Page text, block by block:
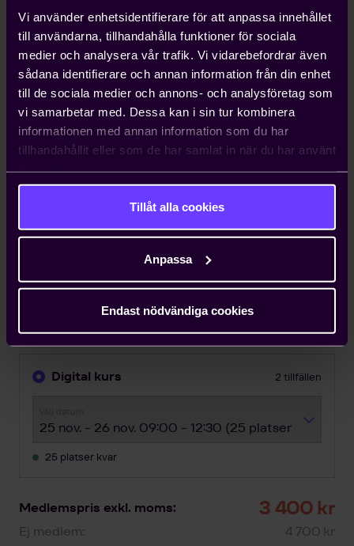
Vi använder enhetsidentifierare för att anpassa innehållet
till användarna, tillhandahålla funktioner för sociala
medier och analysera vår trafik. Vi vidarebefordrar även
sådana identifierare och annan information från din enhet
till de sociala medier och annons- och analysföretag som
vi samarbetar med. Dessa kan i sin tur kombinera
informationen med annan information som du har
tillhandahållit eller som de har samlat in när du har använt
Tillåt alla cookies
Anpassa
Endast nödvändiga cookies
Dokumentation
Presentationer, ett flertal promemorior och
avtalstexter i ämnen som tas upp under kursen.
Dokumentationen är digital. Ungefär en vecka före
kursen får deltagarna möjlighet att ladda ned
dokumentationen från Teknikföretagens webbplats.
på vår tjänst Standardavtal Premium varigenom man
får tillgång till ett stort antal leveransbestämmelser
för teknikindustrin.
Boka kurs LÄRARLEDD ONLINE KURS
Digital kurs 2 tillfällen
25 platser kvar
Medlemspris exkl. moms: 3 400 kr
Ej medlem: 4 700 kr